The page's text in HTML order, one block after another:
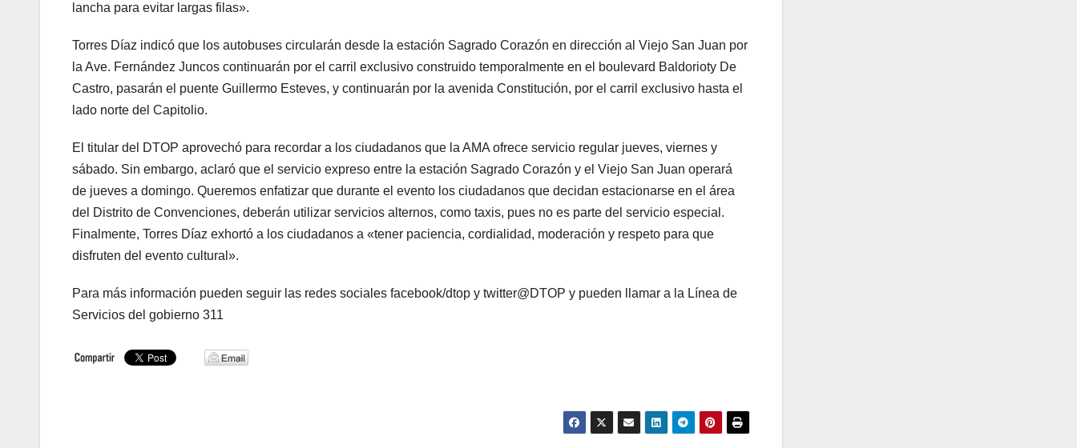
lancha para evitar largas filas».
Torres Díaz indicó que los autobuses circularán desde la estación Sagrado Corazón en dirección al Viejo San Juan por
la Ave. Fernández Juncos continuarán por el carril exclusivo construido temporalmente en el boulevard Baldorioty De
Castro, pasarán el puente Guillermo Esteves, y continuarán por la avenida Constitución, por el carril exclusivo hasta el
lado norte del Capitolio.
El titular del DTOP aprovechó para recordar a los ciudadanos que la AMA ofrece servicio regular jueves, viernes y
sábado. Sin embargo, aclaró que el servicio expreso entre la estación Sagrado Corazón y el Viejo San Juan operará
de jueves a domingo. Queremos enfatizar que durante el evento los ciudadanos que decidan estacionarse en el área
del Distrito de Convenciones, deberán utilizar servicios alternos, como taxis, pues no es parte del servicio especial.
Finalmente, Torres Díaz exhortó a los ciudadanos a «tener paciencia, cordialidad, moderación y respeto para que
disfruten del evento cultural».
Para más información pueden seguir las redes sociales facebook/dtop y twitter@DTOP y pueden llamar a la Línea de
Servicios del gobierno 311